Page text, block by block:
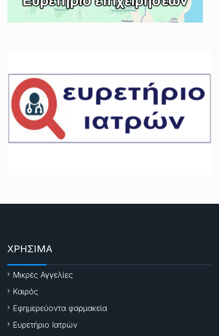
ΧΡΗΣΙΜΑ
Μικρές Αγγελίες
Καιρός
Εφημερεύοντα φαρμακεία
Ευρετήριο Ιατρών